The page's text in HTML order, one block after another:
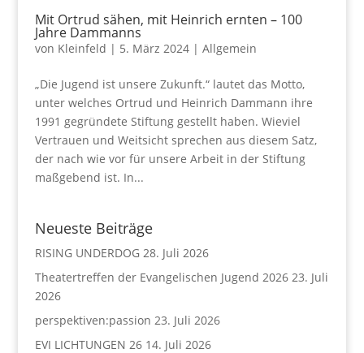
Mit Ortrud sähen, mit Heinrich ernten – 100
Jahre Dammanns
von Kleinfeld | 5. März 2024| Allgemein
„Die Jugend ist unsere Zukunft.“ lautet das Motto,
unter welches Ortrud und Heinrich Dammann ihre
1991 gegründete Stiftung gestellt haben. Wieviel
Vertrauen und Weitsicht sprechen aus diesem Satz,
der nach wie vor für unsere Arbeit in der Stiftung
maßgebend ist. In...
Neueste Beiträge
RISING UNDERDOG 28. Juli 2026
Theatertreffen der Evangelischen Jugend 2026 23. Juli
2026
perspektiven:passion 23. Juli 2026
EVI LICHTUNGEN 26 14. Juli 2026